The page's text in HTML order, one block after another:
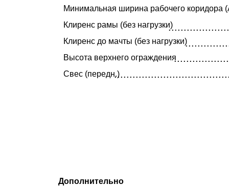
Минимальная ширина рабочего коридора
Клиренс рамы (без нагрузки)
Клиренс до мачты (без нагрузки)
Высота верхнего ограждения
Свес (передн.)
Дополнительно